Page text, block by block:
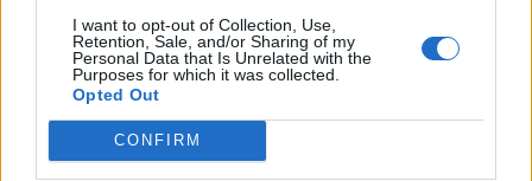
I want to opt-out of Collection, Use,
Retention, Sale, and/or Sharing of my
Personal Data that Is Unrelated with the
Purposes for which it was collected.
Opted Out
CONFIRM
Accedi registrati per commentare questo
articolo.
L'email è richiesta ma non verrà mostrata ai visitatori. Il contenuto di questo
commento esprime il pensiero dell'autore e non rappresenta la linea editoriale
di VareseNews.it, che rimane autonoma e indipendente. I messaggi inclusi nei
possono essere automaticamente pubblicati senza filtro preventivo. I commenti
che includano uno o più link a siti esterni verranno rimossi in automatico dal